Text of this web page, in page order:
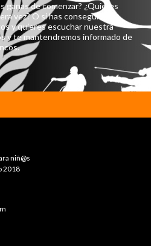
ganas de comenzar? ¿Quieres
vez? O si has conseguido
y quieres escuchar nuestra
y te mantendremos informado de
niñ@s
2018